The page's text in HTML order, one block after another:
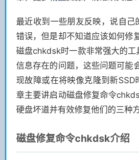
最近收到一些朋友反映，说自己
错误，但是却不知道应该如何修
磁盘chkdsk时一款非常强大的工
信息存在的问题，这些问题可能
现故障或在将映像克隆到新SSD
章主要讲启动磁盘修复命令
硬盘坏道并有效修复他们的三种方
磁盘修复命令chkdsk介绍